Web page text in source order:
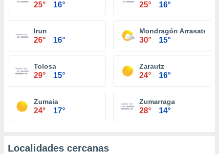
25° 16° 25° 16°
Irun
26° 16°
Mondragón Arrasate
30° 15°
Tolosa
29° 15°
Zarautz
24° 16°
Zumaia
24° 17°
Zumarraga
28° 14°
Localidades cercanas